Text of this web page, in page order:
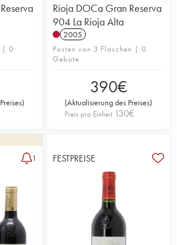
| 0
)
Rioja DOCa Gran Reserva
904 La Rioja Alta
2005
Posten von 3 Flaschen | 0
Gebote
390€
(Aktualisierung des Preises)
Preis pro Einheit 130€
1 FESTPREISE